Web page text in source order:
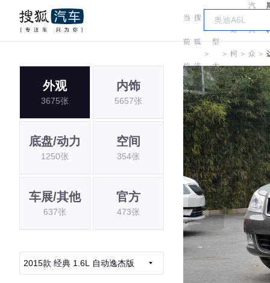
当
前
位
置:
搜
狐
汽
车
＞
车
型
大
全
＞
斯
柯
达
＞
汽
大
众
斯
柯
达
＞
外观
3675张
内饰
5657张
底盘/动力
1250张
空间
354张
车展/其他
637张
官方
473张
2015款 经典 1.6L 自动逸杰版